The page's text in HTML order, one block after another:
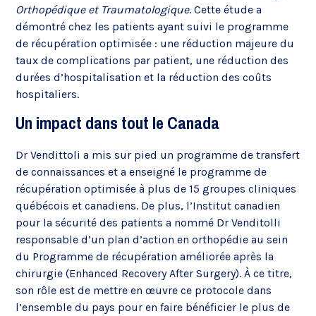
Orthopédique et Traumatologique. Cette étude a
démontré chez les patients ayant suivi le programme
de récupération optimisée : une réduction majeure du
taux de complications par patient, une réduction des
durées d’hospitalisation et la réduction des coûts
hospitaliers.
Un impact dans tout le Canada
Dr Vendittoli a mis sur pied un programme de transfert
de connaissances et a enseigné le programme de
récupération optimisée à plus de 15 groupes cliniques
québécois et canadiens. De plus, l’Institut canadien
pour la sécurité des patients a nommé Dr Venditolli
responsable d’un plan d’action en orthopédie au sein
du Programme de récupération améliorée après la
chirurgie (Enhanced Recovery After Surgery). À ce titre,
son rôle est de mettre en œuvre ce protocole dans
l’ensemble du pays pour en faire bénéficier le plus de